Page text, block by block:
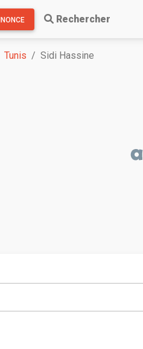
Rechercher
Tunis Sidi Hassine